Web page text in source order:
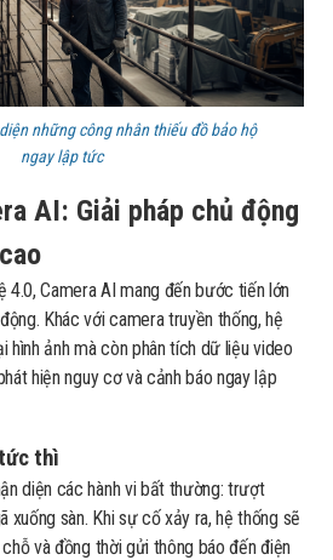
những công nhân thiếu đồ bảo hộ
ngay lập tức
AI: Giải pháp chủ động
4.0, Camera AI mang đến bước tiến lớn
Khác với camera truyền thống, hệ
hình ảnh mà còn phân tích dữ liệu video
hiện nguy cơ và cảnh báo ngay lập
thì
diện các hành vi bất thường: trượt
xuống sàn. Khi sự cố xảy ra, hệ thống sẽ
và đồng thời gửi thông báo đến điện